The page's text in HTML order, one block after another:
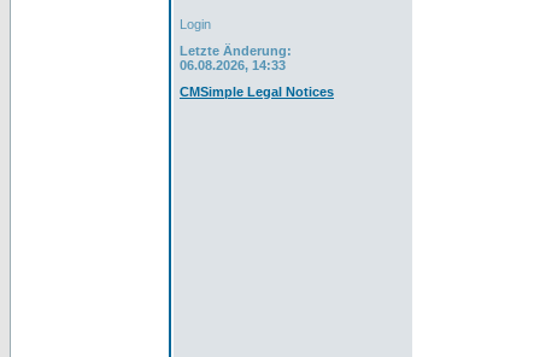
Login
Letzte Änderung:
06.08.2026, 14:33
CMSimple Legal Notices